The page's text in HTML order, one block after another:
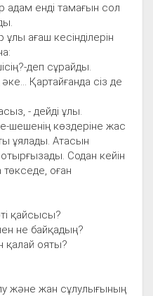
адам енді тамағын сол
ұлы ағаш кесінділерін
деп сұрайды.
Қартайғанда сіз де
- дейді ұлы.
шешенің көздеріне жас
ұялады. Атасын
Содан кейін
төкседе, оған
қайсысы?
не байқадың?
қалай ояты?
және жан сұлулығының